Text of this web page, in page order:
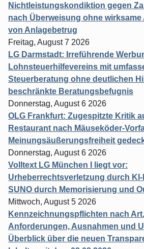
Nichtleistungskondiktion gegen
nach Überweisung ohne
von Anlagebetrug
Freitag, August 7 2026
LG Darmstadt: Irreführende
Lohnsteuerhilfevereins mit
Steuerberatung ohne deutlichen
beschränkte Beratungsbefugnis
Donnerstag, August 6 2026
OLG Frankfurt: Zugespitzte Kritik
Restaurant nach Mäuseköder-
Meinungsäußerungsfreiheit
Donnerstag, August 6 2026
Volltext LG München I liegt vor:
Urheberrechtsverletzung durch
SUNO durch Memorisierung und
Mittwoch, August 5 2026
Kennzeichnungspflichten nach
Anforderungen, Ausnahmen und
Überblick über die neuen